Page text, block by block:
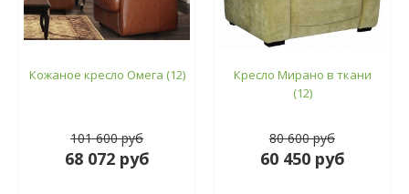
Кожаное кресло Омега (12)
101 600 руб
68 072 руб
Кресло Мирано в ткани
(12)
80 600 руб
60 450 руб